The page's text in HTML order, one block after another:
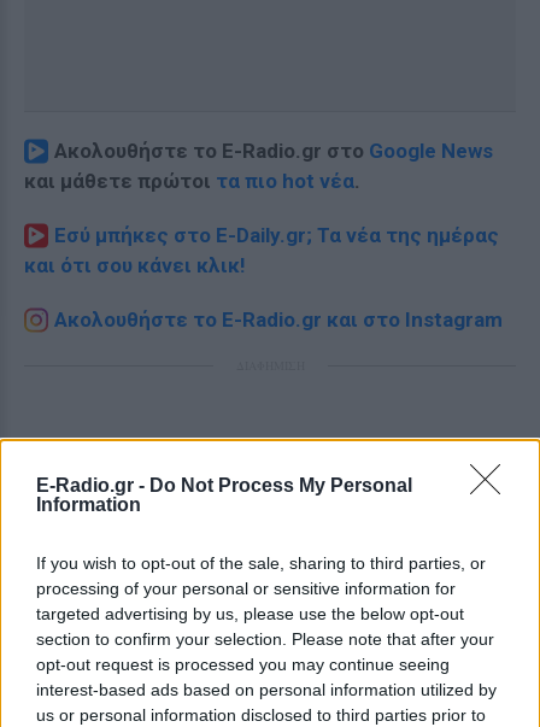
E-Radio.gr - Do Not Process My Personal
Information
If you wish to opt-out of the sale, sharing to third parties, or
processing of your personal or sensitive information for
targeted advertising by us, please use the below opt-out
section to confirm your selection. Please note that after your
opt-out request is processed you may continue seeing
interest-based ads based on personal information utilized by
us or personal information disclosed to third parties prior to
Ακολουθήστε το E-Radio.gr στο Google News
και μάθετε πρώτοι τα πιο hot νέα.
Εσύ μπήκες στο E-Daily.gr; Τα νέα της ημέρας
και ότι σου κάνει κλικ!
Ακολουθήστε το E-Radio.gr και στο Instagram